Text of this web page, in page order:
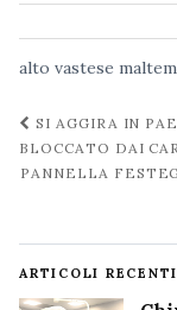
alto vastese
Navigazione
post
SI AGGIRA IN
BLOCCATO DAI
PANNELLA
ARTICOLI RECENTI